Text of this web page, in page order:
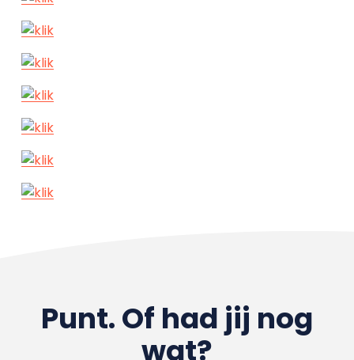
Punt. Of had jij nog
wat?